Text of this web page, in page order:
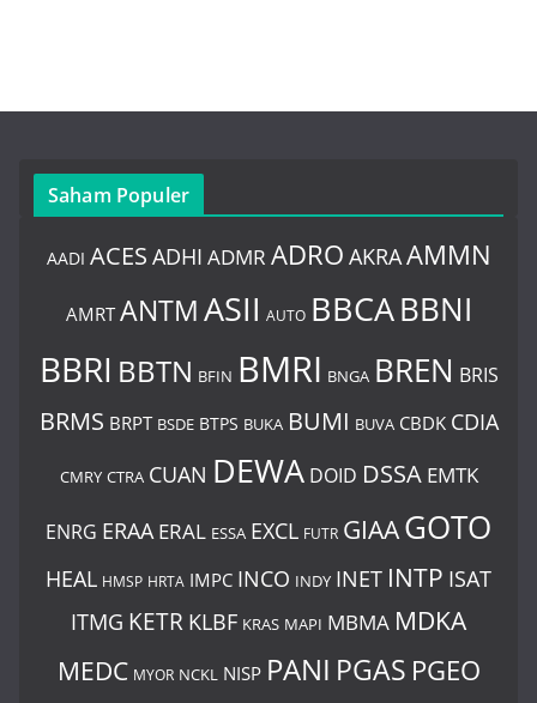
Saham Populer
AADI ACES ADHI ADMR ADRO AKRAAMMN
AMRT ANTMASII AUTO BBCABBNI
BBRI BBTN BFIN BMRI BNGA BREN BRIS
BRMS BRPT BSDE BTPS BUKA BUMI BUVA CBDK CDIA
CMRY CTRA CUAN DEWA DOID DSSA EMTK
ENRG ERAA ERAL ESSA EXCL FUTR GIAAGOTO
HEAL HMSP HRTA IMPC INCO INDY INET INTP ISAT
ITMG KETR KLBF KRAS MAPI MBMA MDKA
MEDC MYOR NCKL NISP PANI PGAS PGEO